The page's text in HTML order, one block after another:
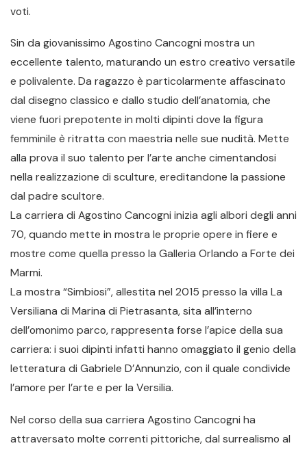
voti.
Sin da giovanissimo Agostino Cancogni mostra un
eccellente talento, maturando un estro creativo versatile
e polivalente. Da ragazzo è particolarmente affascinato
dal disegno classico e dallo studio dell’anatomia, che
viene fuori prepotente in molti dipinti dove la figura
femminile è ritratta con maestria nelle sue nudità. Mette
alla prova il suo talento per l’arte anche cimentandosi
nella realizzazione di sculture, ereditandone la passione
dal padre scultore.
La carriera di Agostino Cancogni inizia agli albori degli anni
70, quando mette in mostra le proprie opere in fiere e
mostre come quella presso la Galleria Orlando a Forte dei
Marmi.
La mostra “Simbiosi”, allestita nel 2015 presso la villa La
Versiliana di Marina di Pietrasanta, sita all’interno
dell’omonimo parco, rappresenta forse l’apice della sua
carriera: i suoi dipinti infatti hanno omaggiato il genio della
letteratura di Gabriele D’Annunzio, con il quale condivide
l’amore per l’arte e per la Versilia.
Nel corso della sua carriera Agostino Cancogni ha
attraversato molte correnti pittoriche, dal surrealismo al